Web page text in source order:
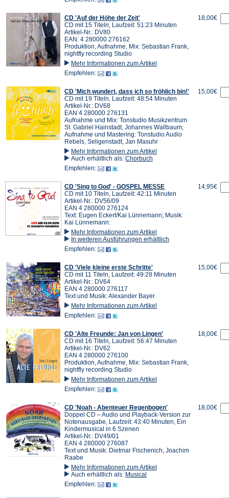
CD 'Auf der Höhe der Zeit'
CD mit 15 Titeln, Laufzeit: 51:23 Minuten
Artikel-Nr.: DV80
EAN: 4 280000 276162
Produktion, Aufnahme, Mix: Sebastian Frank,
nightfly recording Studio
Mehr Informationen zum Artikel
Empfehlen:
18,00€
CD 'Mich wundert, dass ich so fröhlich bin!'
CD mit 19 Titeln, Laufzeit: 48:54 Minuten
Artikel-Nr.: DV68
EAN 4 280000 276131
Aufnahme und Mix: Tonstudio Musikzentrum
St. Gabriel Hainstadt, Johannes Wallbaum;
Aufnahme und Mastering: Tonstudio Audio
Rebels, Seligenstadt, Jan Masuhr
Mehr Informationen zum Artikel
Auch erhältlich als: Chorbuch
Empfehlen:
15,00€
CD 'Sing to God' - GOSPEL MESSE
CD mit 10 Titeln, Laufzeit: 42:11 Minuten
Artikel-Nr.: DV56/09
EAN 4 280000 276124
Text: Eugen Eckert/Kai Lünnemann; Musik:
Kai Lünnemann:
Mehr Informationen zum Artikel
In weiteren Ausführungen erhältlich
Empfehlen:
14,95€
CD 'Viele kleine erste Schritte'
CD mit 11 Titeln, Laufzeit: 49:28 Minuten
Artikel-Nr.: DV64
EAN 4 280000 276117
Text und Musik: Alexander Bayer
Mehr Informationen zum Artikel
Empfehlen:
15,00€
CD 'Alte Freunde: Jan von Lingen'
CD mit 16 Titeln, Laufzeit: 56:47 Minuten
Artikel-Nr.: DV62
EAN 4 280000 276100
Produktion, Aufnahme, Mix: Sebastian Frank,
nightfly recording Studio
Mehr Informationen zum Artikel
Empfehlen:
18,00€
CD 'Noah - Abenteuer Regenbogen'
Doppel CD – Audio und Playback-Version zur
Notenausgabe, Laufzeit: 43:40 Minuten, Ein
Kindermusical in 6 Szenen
Artikel-Nr.: DV49/01
EAN 4 280000 276087
Text und Musik: Dietmar Fischenich, Joachim
Raabe
Mehr Informationen zum Artikel
Auch erhältlich als: Musical
Empfehlen:
18,00€